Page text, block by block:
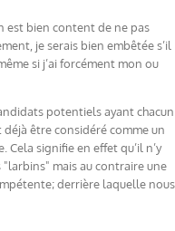
est bien content de ne pas
je serais bien embêtée s’il
si j’ai forcément mon ou
potentiels ayant chacun
être considéré comme un
signifie en effet qu’il n’y
mais au contraire une
derrière laquelle nous